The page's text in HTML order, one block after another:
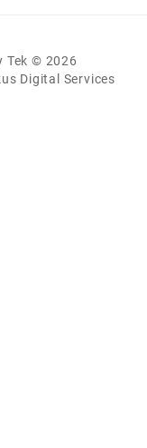
Tek © 2026
Digital Services